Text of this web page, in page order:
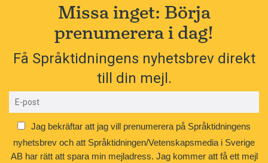
Missa inget: Börja
prenumerera i dag!
Få Språktidningens nyhetsbrev direkt
till din mejl.
Jag bekräftar att jag vill prenumerera på Språktidningens
nyhetsbrev och att Språktidningen/Vetenskapsmedia i Sverige
AB har rätt att spara min mejladress. Jag kommer att få ett mejl